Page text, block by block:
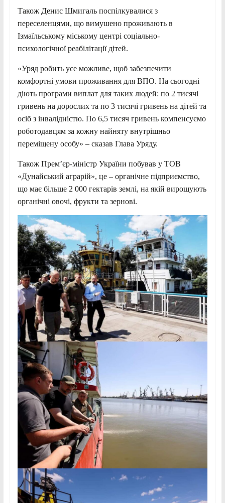
Також Денис Шмигаль поспілкувалися з
переселенцями, що вимушено проживають в
Ізмаїльському міському центрі соціально-
психологічної реабілітації дітей.
«Уряд робить усе можливе, щоб забезпечити
комфортні умови проживання для ВПО. На сьогодні
діють програми виплат для таких людей: по 2 тисячі
гривень на дорослих та по 3 тисячі гривень на дітей та
осіб з інвалідністю. По 6,5 тисяч гривень компенсуємо
роботодавцям за кожну найняту внутрішньо
переміщену особу» – сказав Глава Уряду.
Також Прем’єр-міністр України побував у ТОВ
«Дунайський аграрій», це – органічне підприємство,
що має більше 2 000 гектарів землі, на якій вирощують
органічні овочі, фрукти та зернові.